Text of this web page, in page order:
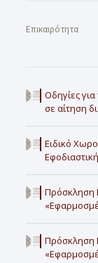
Επικαιρότητα
Οδηγίες
σε αίτηση
Ειδικό
Πρόσκληση
Πρόσκληση